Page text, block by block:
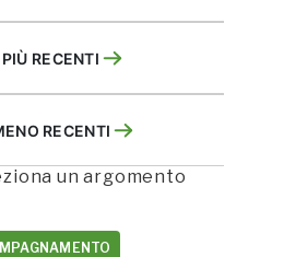
RECENTI
RECENTI
un argomento